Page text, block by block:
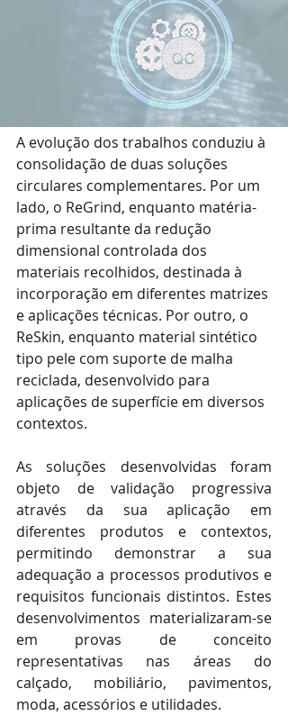
A evolução dos trabalhos conduziu à
consolidação de duas soluções
circulares complementares. Por um
lado, o ReGrind, enquanto matéria-
prima resultante da redução
dimensional controlada dos
materiais recolhidos, destinada à
incorporação em diferentes matrizes
e aplicações técnicas. Por outro, o
ReSkin, enquanto material sintético
tipo pele com suporte de malha
reciclada, desenvolvido para
aplicações de superfície em diversos
contextos.
As soluções desenvolvidas foram
objeto de validação progressiva
através da sua aplicação em
diferentes produtos e contextos,
permitindo demonstrar a sua
adequação a processos produtivos e
requisitos funcionais distintos. Estes
desenvolvimentos materializaram-se
em provas de conceito
representativas nas áreas do
calçado, mobiliário, pavimentos,
moda, acessórios e utilidades.